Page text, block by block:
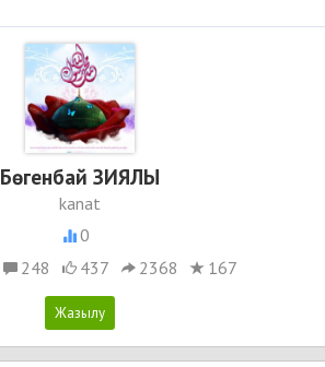
Бөгенбай ЗИЯЛЫ
kanat
0
248 437 2368 167